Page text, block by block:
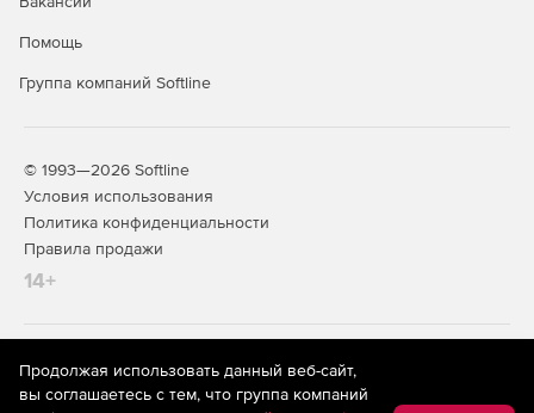
Помощь
Группа компаний Softline
© 1993—2026 Softline
Условия использования
Политика конфиденциальности
Правила продажи
14+
На информационном ресурсе store.softline.ru применяются
рекомендательные технологии
(информационные технологии
предоставления информации на основе сбора,
Продолжая использовать данный веб-сайт,
вы соглашаетесь с тем, что группа компаний